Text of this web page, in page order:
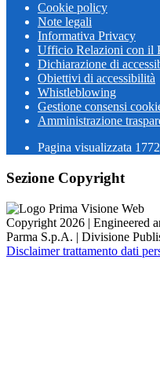
Cookie policy
Note legali
Informativa Privacy
Ufficio Relazioni con il
Dichiarazione di
Obiettivi di accessibilità
Whistleblowing
Gestione consensi
Amministrazione
Pagina visualizzata 1772
Sezione Copyright
Copyright 2026 | Engineered
Parma S.p.A. | Divisione
Disclaimer trattamento dati